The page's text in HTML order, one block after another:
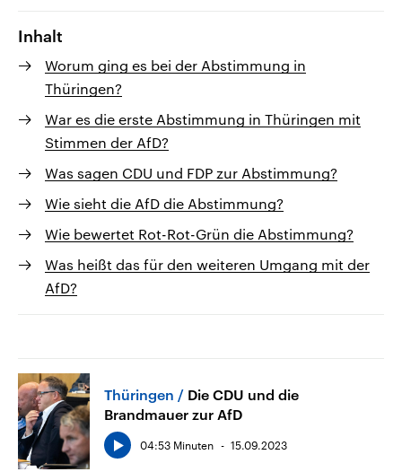
Inhalt
Worum ging es bei der Abstimmung in
Thüringen?
War es die erste Abstimmung in Thüringen mit
Stimmen der AfD?
Was sagen CDU und FDP zur Abstimmung?
Wie sieht die AfD die Abstimmung?
Wie bewertet Rot-Rot-Grün die Abstimmung?
Was heißt das für den weiteren Umgang mit der
AfD?
Thüringen
Die CDU und die
Brandmauer zur AfD
04:53 Minuten 15.09.2023